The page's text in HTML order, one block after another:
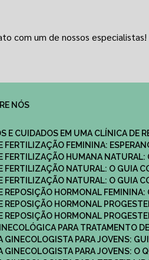
com um de nossos especialistas!
NÓS
E CUIDADOS EM UMA CLÍNICA DE
FERTILIZAÇÃO FEMININA:
FERTILIZAÇÃO HUMANA
FERTILIZAÇÃO NATURAL: O GUIA
FERTILIZAÇÃO NATURAL: O GUIA
REPOSIÇÃO HORMONAL
REPOSIÇÃO HORMONAL
REPOSIÇÃO HORMONAL
PARA TRATAMENTO
GINECOLOGISTA PARA JOVENS:
GINECOLOGISTA PARA JOVENS: O